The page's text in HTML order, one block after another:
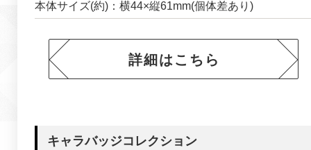
本体サイズ(約)：横44×縦61mm(個体差あり)
詳細はこちら
キャラバッジコレクション